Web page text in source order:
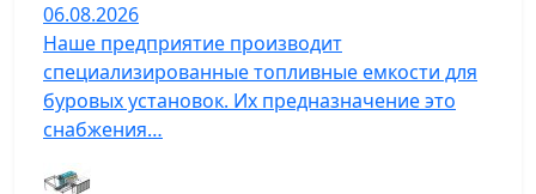
06.08.2026
Наше предприятие производит
специализированные топливные емкости для
буровых установок. Их предназначение это
снабжения…